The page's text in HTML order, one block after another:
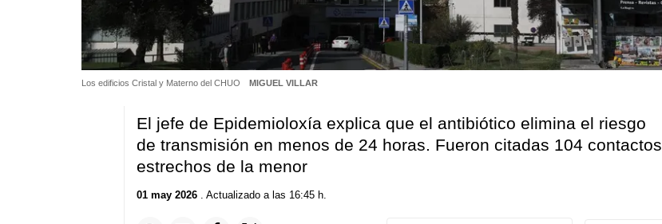
Los edificios Cristal y Materno del CHUO MIGUEL VILLAR
El jefe de Epidemioloxía explica que el antibiótico elimina el riesgo
de transmisión en menos de 24 horas. Fueron citadas 104 contactos
estrechos de la menor
01 may 2026. Actualizado a las 16:45 h.